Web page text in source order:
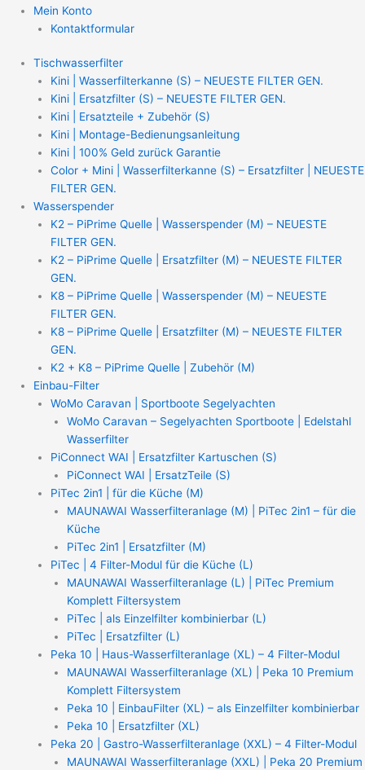
Mein Konto
Kontaktformular
Tischwasserfilter
Kini | Wasserfilterkanne (S) – NEUESTE FILTER GEN.
Kini | Ersatzfilter (S) – NEUESTE FILTER GEN.
Kini | Ersatzteile + Zubehör (S)
Kini | Montage-Bedienungsanleitung
Kini | 100% Geld zurück Garantie
Color + Mini | Wasserfilterkanne (S) – Ersatzfilter | NEUESTE
FILTER GEN.
Wasserspender
K2 – PiPrime Quelle | Wasserspender (M) – NEUESTE
FILTER GEN.
K2 – PiPrime Quelle | Ersatzfilter (M) – NEUESTE FILTER
GEN.
K8 – PiPrime Quelle | Wasserspender (M) – NEUESTE
FILTER GEN.
K8 – PiPrime Quelle | Ersatzfilter (M) – NEUESTE FILTER
GEN.
K2 + K8 – PiPrime Quelle | Zubehör (M)
Einbau-Filter
WoMo Caravan | Sportboote Segelyachten
WoMo Caravan – Segelyachten Sportboote | Edelstahl
Wasserfilter
PiConnect WAI | Ersatzfilter Kartuschen (S)
PiConnect WAI | ErsatzTeile (S)
PiTec 2in1 | für die Küche (M)
MAUNAWAI Wasserfilteranlage (M) | PiTec 2in1 – für die
Küche
PiTec 2in1 | Ersatzfilter (M)
PiTec | 4 Filter-Modul für die Küche (L)
MAUNAWAI Wasserfilteranlage (L) | PiTec Premium
Komplett Filtersystem
PiTec | als Einzelfilter kombinierbar (L)
PiTec | Ersatzfilter (L)
Peka 10 | Haus-Wasserfilteranlage (XL) – 4 Filter-Modul
MAUNAWAI Wasserfilteranlage (XL) | Peka 10 Premium
Komplett Filtersystem
Peka 10 | EinbauFilter (XL) – als Einzelfilter kombinierbar
Peka 10 | Ersatzfilter (XL)
Peka 20 | Gastro-Wasserfilteranlage (XXL) – 4 Filter-Modul
MAUNAWAI Wasserfilteranlage (XXL) | Peka 20 Premium